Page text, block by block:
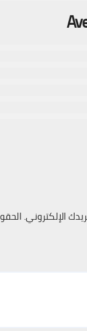
الإلكتروني.